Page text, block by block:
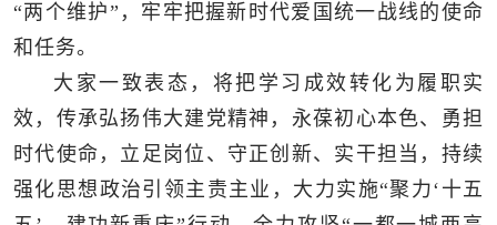
“两个维护”，牢牢把握新时代爱国统一战线的使命
和任务。
大家一致表态，将把学习成效转化为履职实
效，传承弘扬伟大建党精神，永葆初心本色、勇担
时代使命，立足岗位、守正创新、实干担当，持续
强化思想政治引领主责主业，大力实施“聚力‘十五